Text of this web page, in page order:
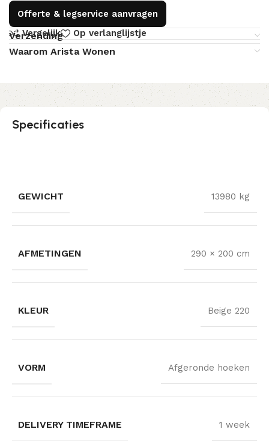
Offerte & legservice aanvragen
Vergelijk
Op verlanglijstje
Verzending
Waarom Arista Wonen
Specificaties
GEWICHT 13980 kg
AFMETINGEN 290 × 200 cm
KLEUR Beige 220
VORM Afgeronde hoeken
DELIVERY TIMEFRAME 1 week